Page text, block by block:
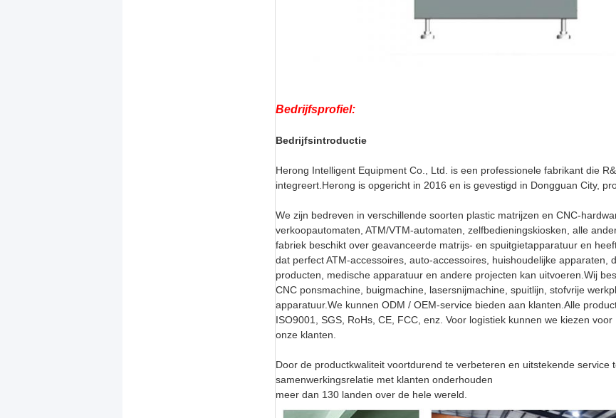
Bedrijfsprofiel:
Bedrijfsintroductie
Herong Intelligent Equipment Co., Ltd. is een professionele fabrikant die
integreert.Herong is opgericht in 2016 en is gevestigd in Dongguan City,
We zijn bedreven in verschillende soorten plastic matrijzen en CNC-
verkoopautomaten, ATM/VTM-automaten, zelfbedieningskiosken, alle
fabriek beschikt over geavanceerde matrijs- en spuitgietapparatuur en
dat perfect ATM-accessoires, auto-accessoires, huishoudelijke apparaten,
producten, medische apparatuur en andere projecten kan uitvoeren.Wij
CNC ponsmachine, buigmachine, lasersnijmachine, spuitlijn, stofvrije
apparatuur.We kunnen ODM / OEM-service bieden aan klanten.Alle
ISO9001, SGS, RoHs, CE, FCC, enz. Voor logistiek kunnen we kiezen
onze klanten.
Door de productkwaliteit voortdurend te verbeteren en uitstekende service
samenwerkingsrelatie met klanten onderhouden
meer dan 130 landen over de hele wereld.